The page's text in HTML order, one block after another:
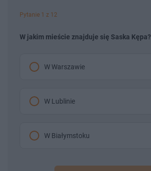
Pytanie 1 z 12
W jakim mieście znajduje się Saska Kępa?
W Warszawie
W Lublinie
W Białymstoku